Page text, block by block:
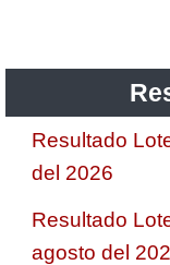
Resultado
del 2026
Resultado
agosto del